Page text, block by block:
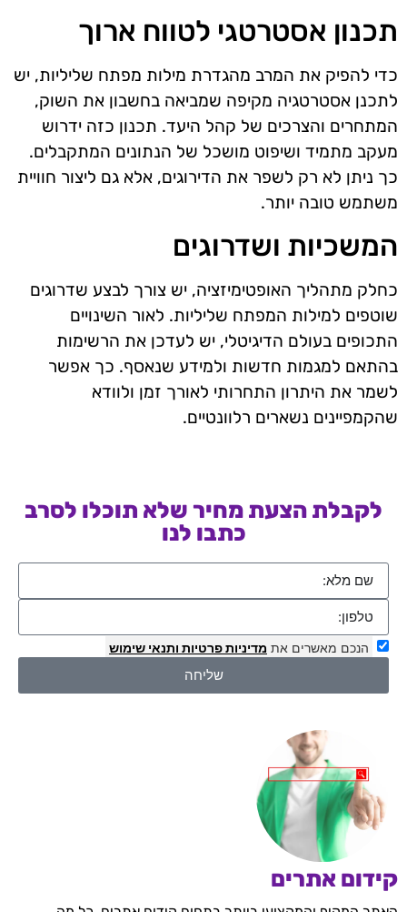
תכנון אסטרטגי לטווח ארוך
כדי להפיק את המרב מהגדרת מילות מפתח שליליות, יש
לתכנן אסטרטגיה מקיפה שמביאה בחשבון את השוק,
המתחרים והצרכים של קהל היעד. תכנון כזה ידרוש
מעקב מתמיד ושיפוט מושכל של הנתונים המתקבלים.
כך ניתן לא רק לשפר את הדירוגים, אלא גם ליצור חוויית
משתמש טובה יותר.
המשכיות ושדרוגים
כחלק מתהליך האופטימיזציה, יש צורך לבצע שדרוגים
שוטפים למילות המפתח שליליות. לאור השינויים
התכופים בעולם הדיגיטלי, יש לעדכן את הרשימות
בהתאם למגמות חדשות ולמידע שנאסף. כך אפשר
לשמר את היתרון התחרותי לאורך זמן ולוודא
שהקמפיינים נשארים רלוונטיים.
לקבלת הצעת מחיר שלא תוכלו לסרב
כתבו לנו
הנכם מאשרים את מדיניות פרטיות ותנאי שימוש
שליחה
קידום אתרים